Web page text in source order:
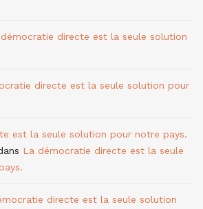
directe est la seule solution
directe est la seule solution pour
est la seule solution pour notre pays.
La démocratie directe est la seule
directe est la seule solution